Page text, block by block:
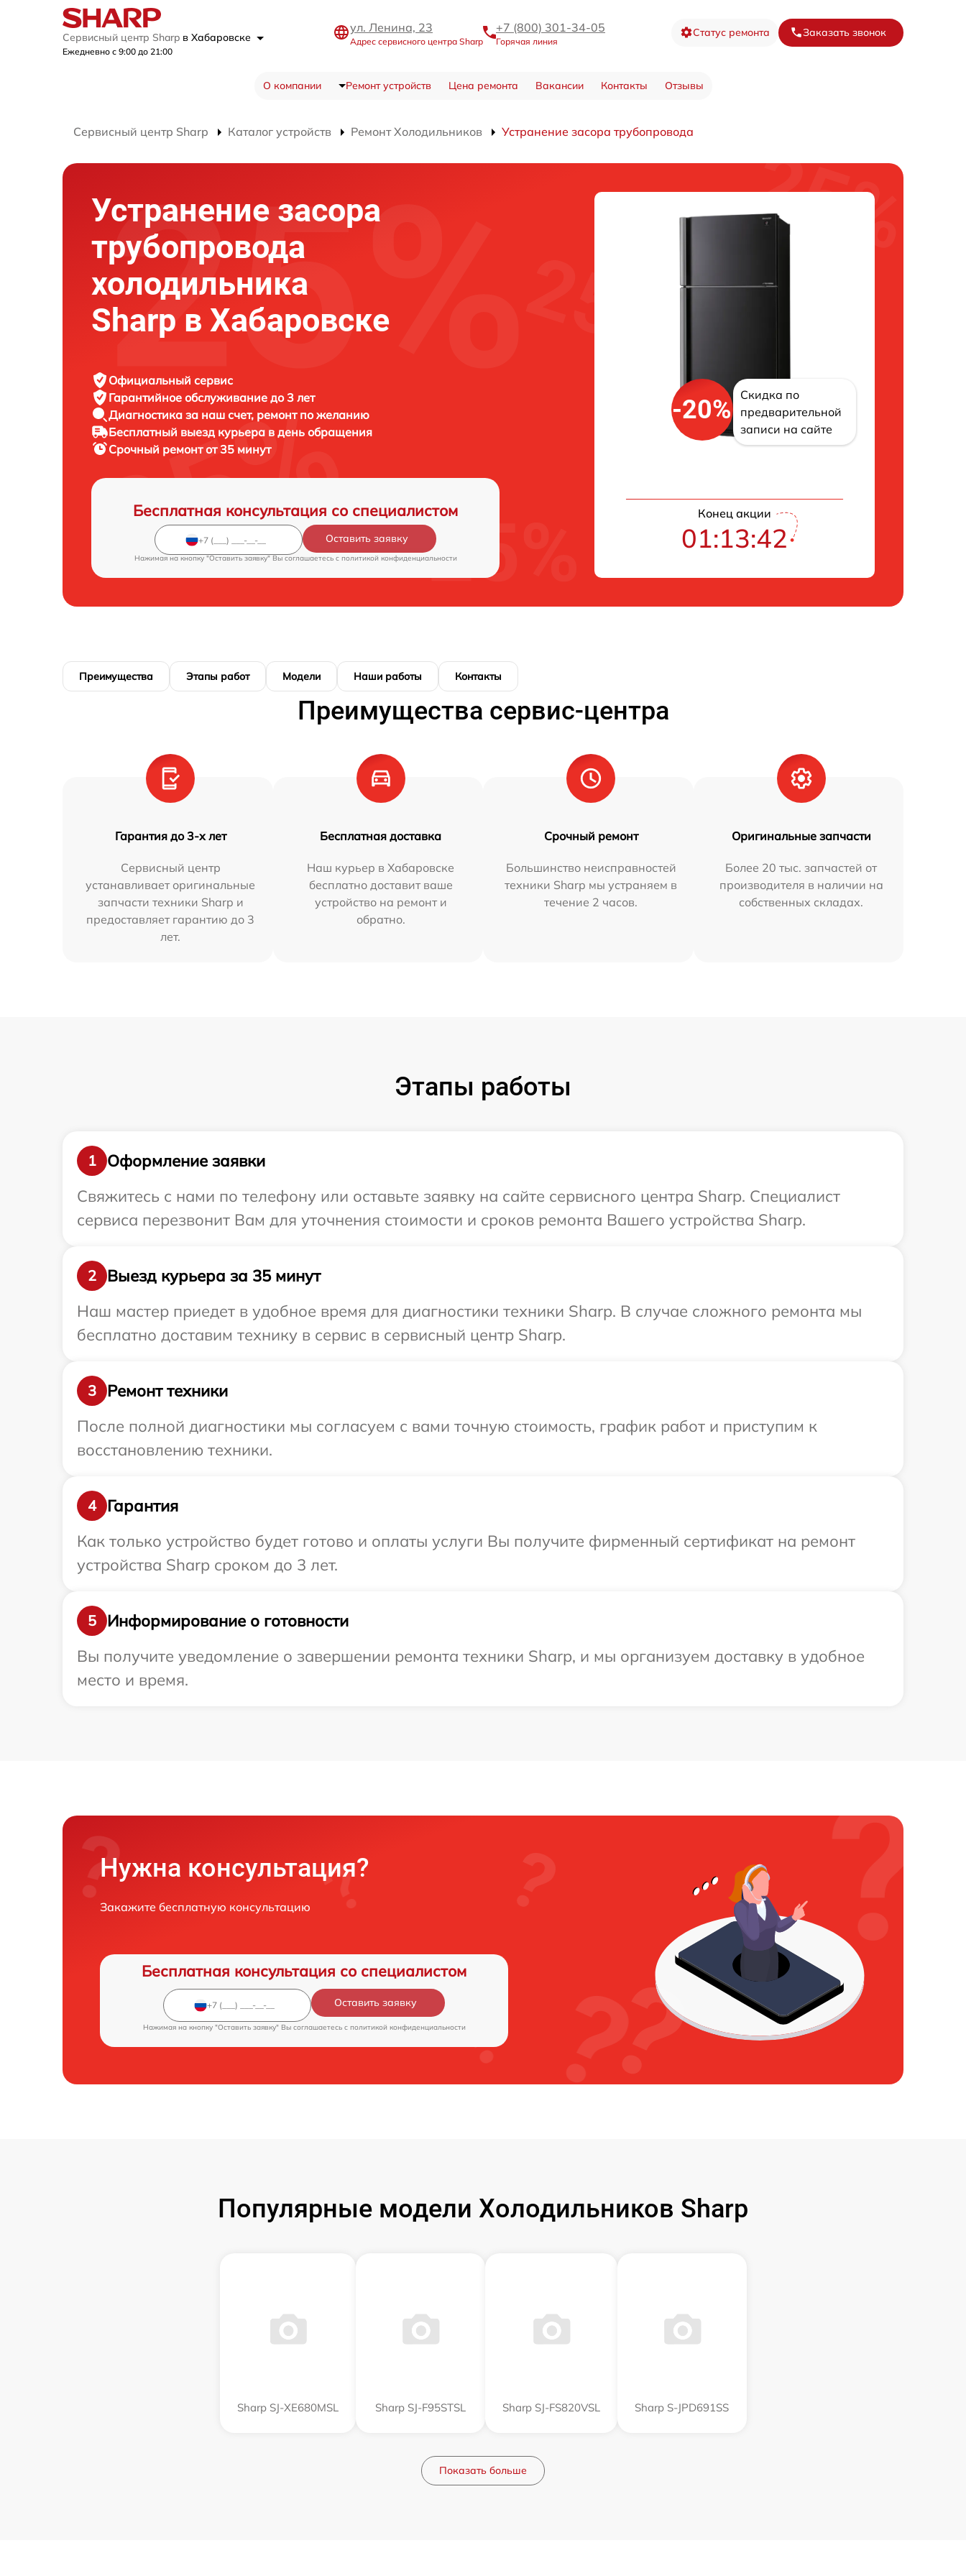
Сервисный центр Sharp в Хабаровске
Ежедневно с 9:00 до 21:00
ул. Ленина, 23
Адрес сервисного центра Sharp
+7 (800) 301-34-05
Горячая линия
Статус ремонта Заказать звонок
О компании Ремонт устройств Цена ремонта Вакансии Контакты Отзывы
Сервисный центр Sharp Каталог устройств Ремонт Холодильников Устранение засора трубопровода
Устранение засора
трубопровода
холодильника
Sharp в Хабаровске
Официальный сервис
Гарантийное обслуживание до 3 лет
Диагностика за наш счет, ремонт по желанию
Бесплатный выезд курьера в день обращения
Срочный ремонтот 35 минут
Бесплатная консультация со специалистом
Оставить заявку
Нажимая на кнопку "Оставить заявку" Вы соглашаетесь c политикой конфиденциальности
-20%
Скидка по
предварительной
записи на сайте
Конец акции
01:13:42
Преимущества Этапы работ Модели Наши работы Контакты
Преимущества сервис-центра
Гарантия до 3-х лет
Сервисный центр
устанавливает оригинальные
запчасти техники Sharp и
предоставляет гарантию до 3
лет.
Бесплатная доставка
Наш курьер в Хабаровске
бесплатно доставит ваше
устройство на ремонт и
обратно.
Срочный ремонт
Большинство неисправностей
техники Sharp мы устраняем в
течение 2 часов.
Оригинальные запчасти
Более 20 тыс. запчастей от
производителя в наличии на
собственных складах.
Этапы работы
1
Оформление заявки
Свяжитесь с нами по телефону или оставьте заявку на сайте сервисного центра Sharp. Специалист
сервиса перезвонит Вам для уточнения стоимости и сроков ремонта Вашего устройства Sharp.
2
Выезд курьера за 35 минут
Наш мастер приедет в удобное время для диагностики техники Sharp. В случае сложного ремонта мы
бесплатно доставим технику в сервис в сервисный центр Sharp.
3
Ремонт техники
После полной диагностики мы согласуем с вами точную стоимость, график работ и приступим к
восстановлению техники.
4
Гарантия
Как только устройство будет готово и оплаты услуги Вы получите фирменный сертификат на ремонт
устройства Sharp сроком до 3 лет.
5
Информирование о готовности
Вы получите уведомление о завершении ремонта техники Sharp, и мы организуем доставку в удобное
место и время.
Нужна консультация?
Закажите бесплатную консультацию
Бесплатная консультация со специалистом
Оставить заявку
Нажимая на кнопку "Оставить заявку" Вы соглашаетесь c политикой конфиденциальности
Популярные модели Холодильников Sharp
Sharp SJ-XE680MSL Sharp SJ-F95STSL Sharp SJ-FS820VSL Sharp S-JPD691SS
Показать больше